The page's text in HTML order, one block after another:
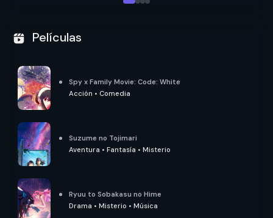
Películas
Spy x Family Movie: Code: White
Acción •Comedia
Suzume no Tojimari
Aventura •Fantasía •Misterio
Ryuu to Sobakasu no Hime
Drama •Misterio •Música